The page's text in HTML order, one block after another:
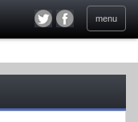
menu